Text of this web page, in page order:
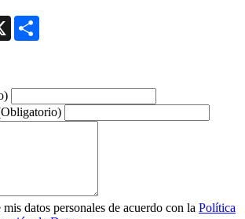
X
datos personales de acuerdo con la Política